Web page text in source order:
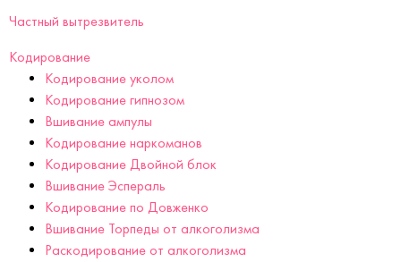
Частный вытрезвитель
Кодирование
Кодирование уколом
Кодирование гипнозом
Вшивание ампулы
Кодирование наркоманов
Кодирование Двойной блок
Вшивание Эспераль
Кодирование по Довженко
Вшивание Торпеды от алкоголизма
Раскодирование от алкоголизма